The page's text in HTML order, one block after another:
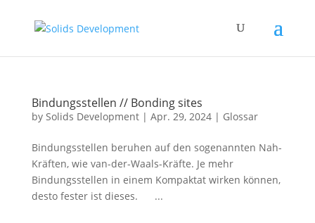
Bindungsstellen // Bonding sites
by Solids Development| Apr. 29, 2024| Glossar
Bindungsstellen beruhen auf den sogenannten Nah-
Kräften, wie van-der-Waals-Kräfte. Je mehr
Bindungsstellen in einem Kompaktat wirken können,
desto fester ist dieses. ...